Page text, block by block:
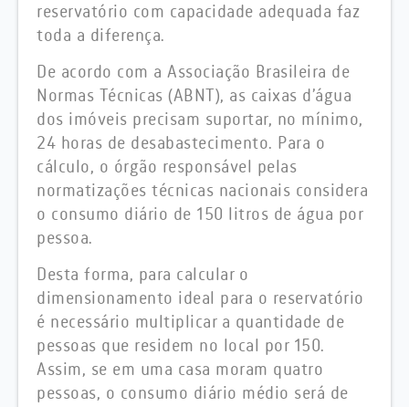
reservatório com capacidade adequada faz
toda a diferença.
De acordo com a Associação Brasileira de
Normas Técnicas (ABNT), as caixas d’água
dos imóveis precisam suportar, no mínimo,
24 horas de desabastecimento. Para o
cálculo, o órgão responsável pelas
normatizações técnicas nacionais considera
o consumo diário de 150 litros de água por
pessoa.
Desta forma, para calcular o
dimensionamento ideal para o reservatório
é necessário multiplicar a quantidade de
pessoas que residem no local por 150.
Assim, se em uma casa moram quatro
pessoas, o consumo diário médio será de